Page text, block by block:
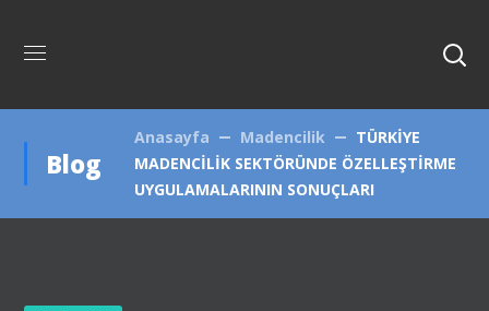
Blog
Anasayfa Madencilik
TÜRKİYE
MADENCİLİK SEKTÖRÜNDE ÖZELLEŞTİRME
UYGULAMALARININ SONUÇLARI